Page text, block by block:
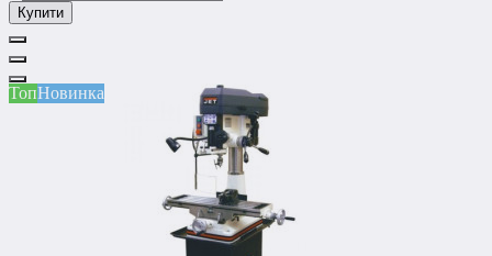
Купити
ТопНовинка